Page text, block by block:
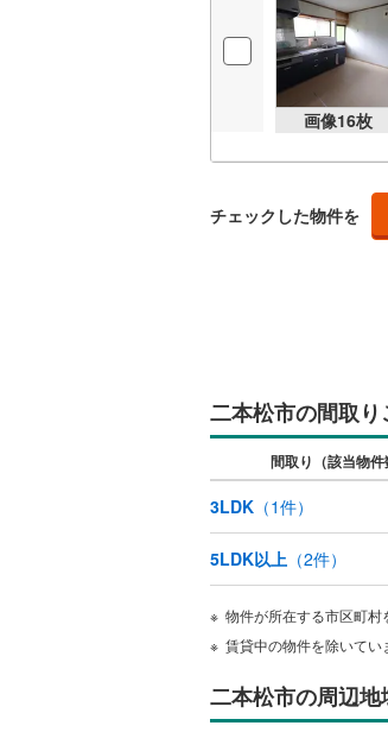
画像16枚
チェックした物件を
二本松市の間取
間取り（該当物件
3LDK （1件）
5LDK以上 （2件）
物件が所在する市区町村
賃貸中の物件を除いてい
二本松市の周辺